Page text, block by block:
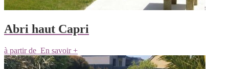
Abri haut Capri
à partir de En savoir +